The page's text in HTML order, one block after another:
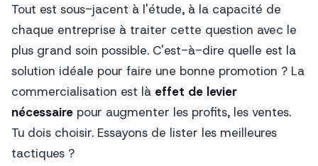
Tout est sous-jacent à l'étude, à la capacité de
chaque entreprise à traiter cette question avec le
plus grand soin possible. C'est-à-dire quelle est la
solution idéale pour faire une bonne promotion ? La
commercialisation est là effet de levier
nécessaire pour augmenter les profits, les ventes.
Tu dois choisir. Essayons de lister les meilleures
tactiques ?